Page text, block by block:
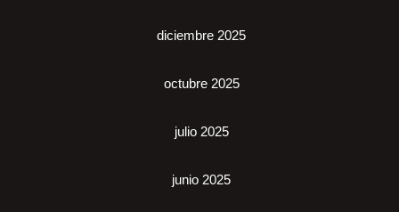
diciembre 2025
octubre 2025
julio 2025
junio 2025